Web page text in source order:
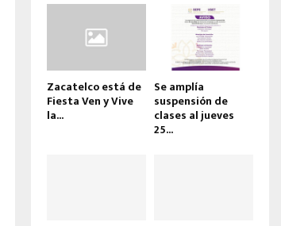
Zacatelco está de
Fiesta Ven y Vive
la...
Se amplía
suspensión de
clases al jueves
25...